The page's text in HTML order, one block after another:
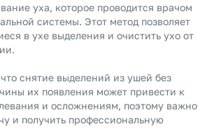
уха, которое проводится врачом
системы. Этот метод позволяет
в ухе выделения и очистить ухо от
снятие выделений из ушей без
их появления может привести к
и осложнениям, поэтому важно
и получить профессиональную